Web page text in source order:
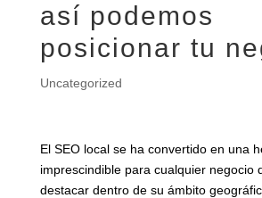
así podemos
posicionar tu
Uncategorized
El SEO local se ha convertido en una
imprescindible para cualquier negocio
destacar dentro de su ámbito